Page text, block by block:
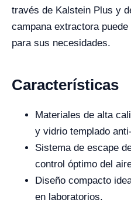
través de Kalstein Plus y
campana extractora
para sus necesidades.
Características
Materiales de alta
y vidrio templado
Sistema de escape
control óptimo del
Diseño compacto
en laboratorios.